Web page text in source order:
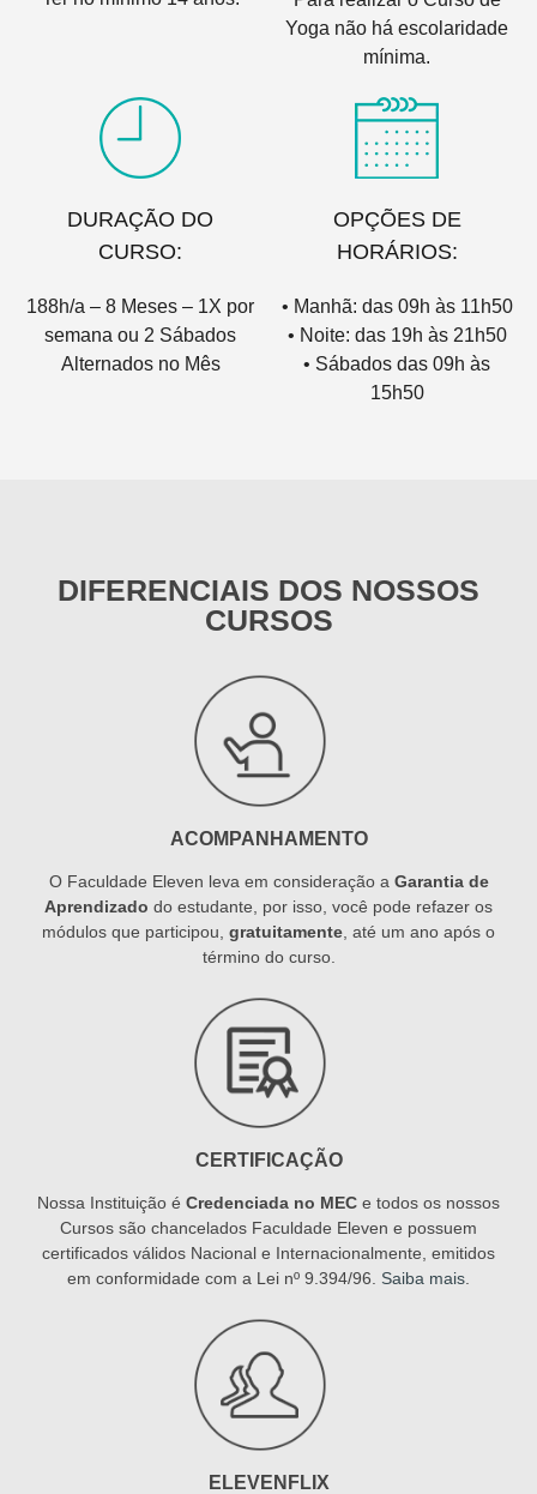
Yoga não há escolaridade
mínima.
DURAÇÃO DO
CURSO:
188h/a – 8 Meses – 1X por
semana ou 2 Sábados
Alternados no Mês
OPÇÕES DE
HORÁRIOS:
• Manhã: das 09h às 11h50
• Noite: das 19h às 21h50
• Sábados das 09h às
15h50
DIFERENCIAIS DOS NOSSOS
CURSOS
ACOMPANHAMENTO
O Faculdade Eleven leva em consideração a Garantia de
Aprendizado do estudante, por isso, você pode refazer os
módulos que participou, gratuitamente , até um ano após o
término do curso.
CERTIFICAÇÃO
Nossa Instituição é Credenciada no MEC e todos os nossos
Cursos são chancelados Faculdade Eleven e possuem
certificados válidos Nacional e Internacionalmente, emitidos
em conformidade com a Lei nº 9.394/96. Saiba mais
ELEVENFLIX